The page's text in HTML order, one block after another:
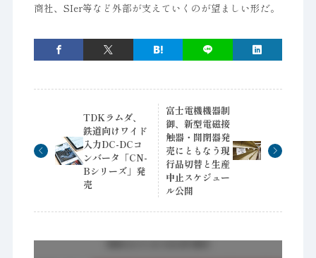
商社、SIer等など外部が支えていくのが望ましい形だ。
TDKラムダ、
鉄道向けワイド
入力DC-DCコ
ンバータ「CN-
Bシリーズ」発
売
富士電機機器制
御、新型電磁接
触器・開閉器発
売にともなう現
行品切替と生産
中止スケジュー
ル公開